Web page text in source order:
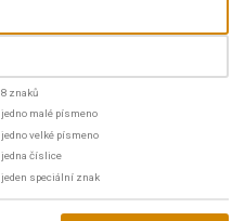
znaků
malé písmeno
velké písmeno
jedna číslice
speciální znak